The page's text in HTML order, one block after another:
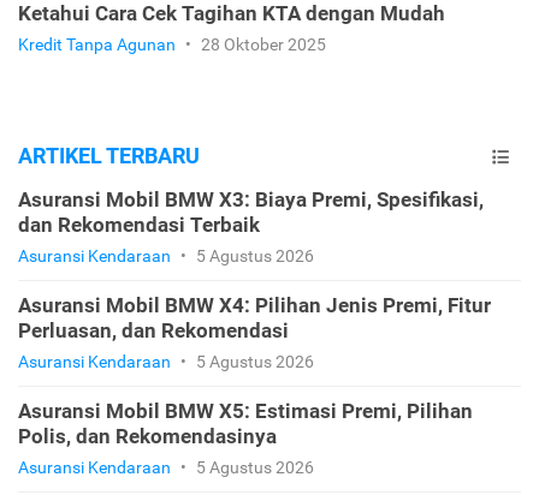
Ketahui Cara Cek Tagihan KTA dengan Mudah
Kredit Tanpa Agunan • 28 Oktober 2025
ARTIKEL TERBARU
Asuransi Mobil BMW X3: Biaya Premi, Spesifikasi,
dan Rekomendasi Terbaik
Asuransi Kendaraan • 5 Agustus 2026
Asuransi Mobil BMW X4: Pilihan Jenis Premi, Fitur
Perluasan, dan Rekomendasi
Asuransi Kendaraan • 5 Agustus 2026
Asuransi Mobil BMW X5: Estimasi Premi, Pilihan
Polis, dan Rekomendasinya
Asuransi Kendaraan • 5 Agustus 2026